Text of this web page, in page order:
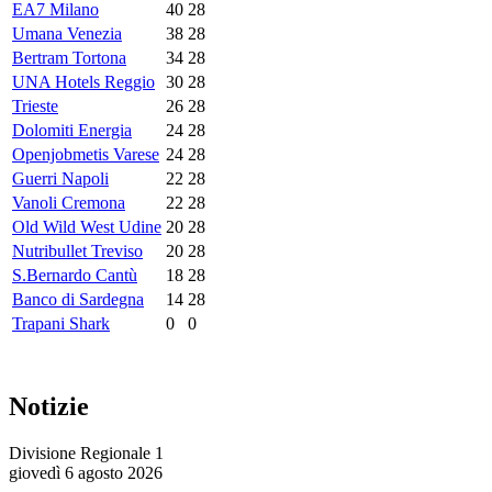
EA7 Milano
40 28
Umana Venezia
38 28
Bertram Tortona
34 28
UNA Hotels Reggio 30 28
Trieste
26 28
Dolomiti Energia
24 28
Openjobmetis Varese 24 28
Guerri Napoli
22 28
Vanoli Cremona
22 28
Old Wild West Udine 20 28
Nutribullet Treviso
20 28
S.Bernardo Cantù
18 28
Banco di Sardegna
14 28
Trapani Shark
0 0
Notizie
Divisione Regionale 1
giovedì 6 agosto 2026